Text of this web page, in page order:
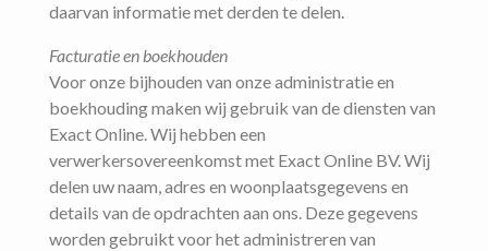
daarvan informatie met derden te delen.
Facturatie en boekhouden
Voor onze bijhouden van onze administratie en
boekhouding maken wij gebruik van de diensten van
Exact Online. Wij hebben een
verwerkersovereenkomst met Exact Online BV. Wij
delen uw naam, adres en woonplaatsgegevens en
details van de opdrachten aan ons. Deze gegevens
worden gebruikt voor het administreren van